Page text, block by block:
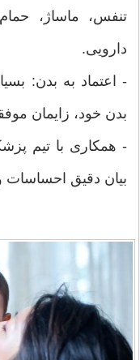
تنفس، ماساژ،
دارویی.
- اعتماد به بدن:
بدن خود، زایمان
- همکاری با تیم
بیان دقیق احساسات